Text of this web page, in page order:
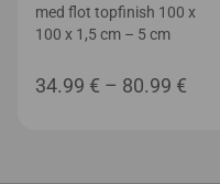
med flot topfinish 100 x
100 x 1,5 cm – 5 cm
34.99 € – 80.99 €